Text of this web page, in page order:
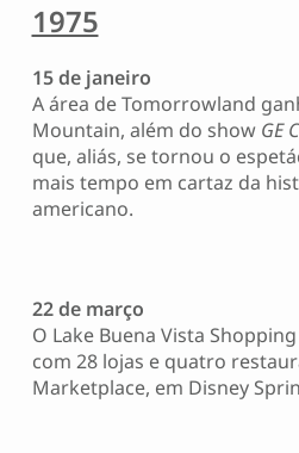
1975
15 de janeiro
A área de Tomorrowland
Mountain, além do show GE
que, aliás, se tornou o
mais tempo em cartaz da
americano.
22 de março
O Lake Buena Vista
com 28 lojas e quatro
Marketplace, em Disney